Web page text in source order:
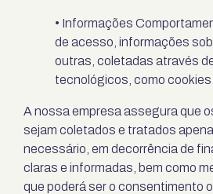
• Informações
de acesso, informações
outras, coletadas através
tecnológicos, como cookies.
A nossa empresa assegura que
sejam coletados e tratados
necessário, em decorrência de
claras e informadas, bem como
que poderá ser o consentimento